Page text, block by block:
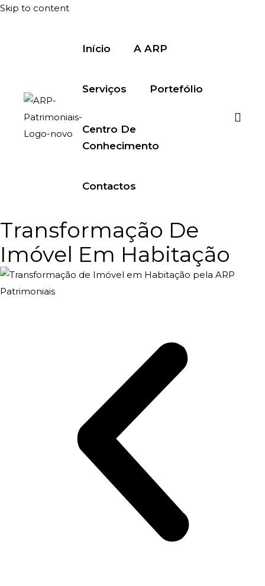
Skip to content
Início A ARP
Serviços Portefólio
Centro De
Conhecimento
Contactos
Transformação De
Imóvel Em Habitação